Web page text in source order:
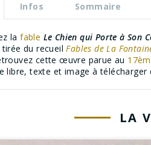
Infos Sommaire
lafable Le Chien qui Porte à Son
tirée du recueilFables de La
cette œuvre parue au
libre, texte et image à télécharger
LA